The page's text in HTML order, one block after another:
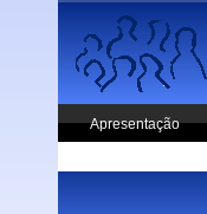
Skip to main content
Apresentação